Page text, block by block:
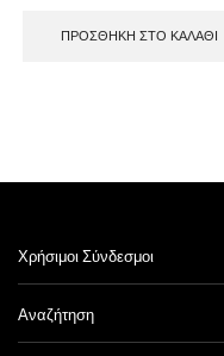
ΠΡΟΣΘΉΚΗ ΣΤΟ ΚΑΛΆΘΙ
Χρήσιμοι Σύνδεσμοι
Αναζήτηση